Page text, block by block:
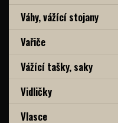
Váhy, vážící stojany
Vařiče
Vážící tašky, saky
Vidličky
Vlasce